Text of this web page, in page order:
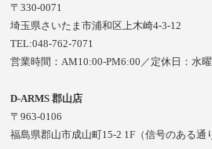
〒330-0071
埼玉県さいたま市浦和区上木崎4-3-12
TEL:048-762-7071
営業時間：AM10:00-PM6:00／定休日：水曜
D-ARMS 郡山店
〒963-0106
福島県郡山市成山町15-2 1F（信号のある通